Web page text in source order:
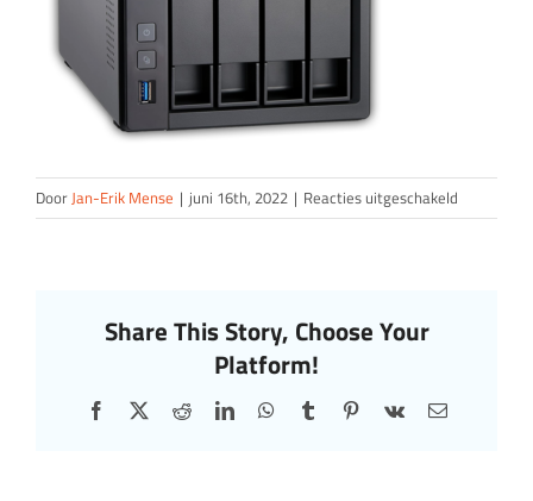
Door Jan-Erik Mense | juni 16th, 2022 | Reacties uitgeschakeld
Share This Story, Choose Your
Platform!
Facebook
X RedditLinkedInWhatsApp
TumblrPinterest
Vk
E-